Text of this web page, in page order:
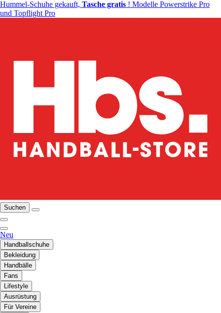
Hummel-Schuhe gekauft, Tasche gratis ! Modelle Powerstrike Pro
und Topflight Pro
Suchen
Neu
Handballschuhe
Bekleidung
Handbälle
Fans
Lifestyle
Ausrüstung
Für Vereine